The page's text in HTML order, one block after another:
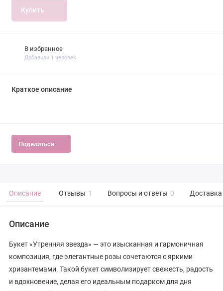
Купить
В избранное
Добавили 1 человек
Краткое описание
Поделиться
Описание Отзывы 1 Вопросы и ответы 0 Доставка
Описание
Букет «Утренняя звезда» — это изысканная и гармоничная
композиция, где элегантные розы сочетаются с яркими
хризантемами. Такой букет символизирует свежесть, радость
и вдохновение, делая его идеальным подарком для дня